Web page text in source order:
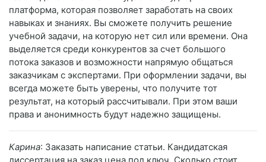
платформа, которая позволяет заработать на своих
навыках и знаниях. Вы сможете получить решение
учебной задачи, на которую нет сил или времени. Она
выделяется среди конкурентов за счет большого
потока заказов и возможности напрямую общаться
заказчикам с экспертами. При оформлении задачи, вы
всегда можете быть уверены, что получите тот
результат, на который рассчитывали. При этом ваши
права и анонимность будут надежно защищены.
Карина: Заказать написание статьи. Кандидатская